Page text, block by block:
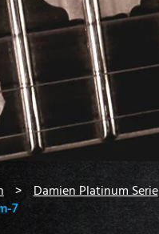
Damien Platinum Serie
7